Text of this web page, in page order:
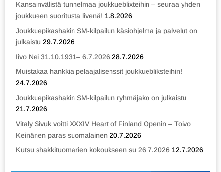
Kansainvälistä tunnelmaa joukkueblixteihin – seuraa yhden
joukkueen suoritusta livenä! 1.8.2026
Joukkuepikashakin SM-kilpailun käsiohjelma ja palvelut on
julkaistu 29.7.2026
Iivo Nei 31.10.1931– 6.7.2026 28.7.2026
Muistakaa hankkia pelaajalisenssit joukkuebliksteihin!
24.7.2026
Joukkuepikashakin SM-kilpailun ryhmäjako on julkaistu
21.7.2026
Vitaly Sivuk voitti XXXIV Heart of Finland Openin – Toivo
Keinänen paras suomalainen 20.7.2026
Kutsu shakkituomarien kokoukseen su 26.7.2026 12.7.2026